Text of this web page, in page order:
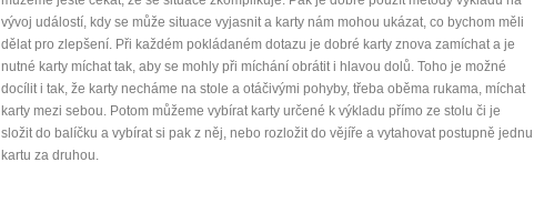
vývoj událostí, kdy se může situace vyjasnit a karty nám mohou ukázat, co bychom měli
dělat pro zlepšení. Při každém pokládaném dotazu je dobré karty znova zamíchat a je
nutné karty míchat tak, aby se mohly při míchání obrátit i hlavou dolů. Toho je možné
docílit i tak, že karty necháme na stole a otáčivými pohyby, třeba oběma rukama, míchat
karty mezi sebou. Potom můžeme vybírat karty určené k výkladu přímo ze stolu či je
složit do balíčku a vybírat si pak z něj, nebo rozložit do vějíře a vytahovat postupně jednu
kartu za druhou.